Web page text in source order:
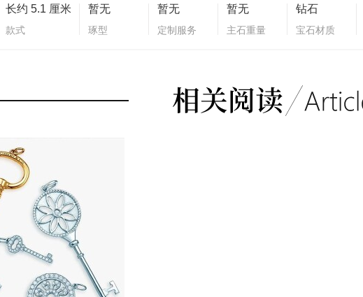
长约 5.1 厘米
款式
暂无
琢型
暂无
定制服务
暂无
主石重量
钻石
宝石材质